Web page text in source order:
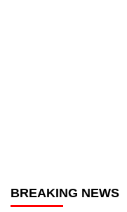
BREAKING NEWS